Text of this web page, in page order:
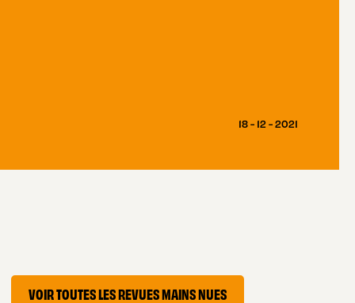
18 - 12 - 2021
VOIR TOUTES LES REVUES MAINS NUES